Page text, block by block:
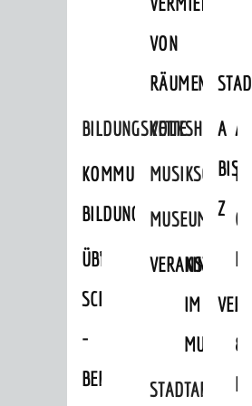
VON
RÄUMEN
BILDUNGSKETTE
KOMMUNALES
BILDUNGSMANAGEMENT
ÜBERGANG
SCHULE
-
BERUF
"FRÜHE
BILDUNG"
MUSIKSCHULE
MUSEUM
KINDER
IM
MUSEUM
STADTARCHIV
A
BIS
Z
&